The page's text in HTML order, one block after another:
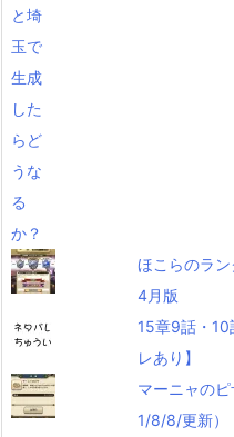
ほこらのラ
4月版
15章9話・10
レあり】
マーニャの
1/8/8/更新）